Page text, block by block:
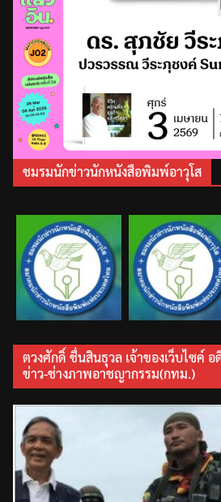
ชมรมนักข่าวนักหนังสือพิมพ์อาวุโส
ตวงศักดิ์ ชื่นสินธุวล เจ้าของเว็บไซค์
ข่าว-ช่างภาพอาชญากรรม(กทม.)